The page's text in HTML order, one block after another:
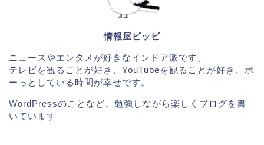
情報屋ピッピ
ニュースやエンタメが好きなインドア派です。
テレビを観ることが好き、YouTubeを観ることが好き、ボ
ーっとしている時間が幸せです。
WordPressのことなど、勉強しながら楽しくブログを書
いています